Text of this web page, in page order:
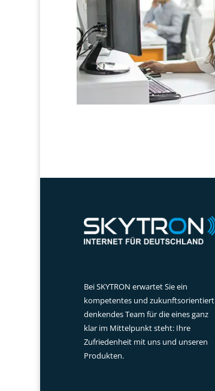
Bei SKYTRON erwartet Sie ein
kompetentes und zukunftsorientiert
denkendes Team für die eines ganz
klar im Mittelpunkt steht: Ihre
Zufriedenheit mit uns und unseren
Produkten.